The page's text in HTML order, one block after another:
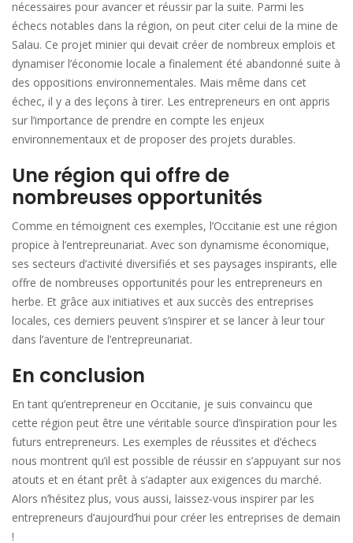
nécessaires pour avancer et réussir par la suite. Parmi les
échecs notables dans la région, on peut citer celui de la mine de
Salau. Ce projet minier qui devait créer de nombreux emplois et
dynamiser l’économie locale a finalement été abandonné suite à
des oppositions environnementales. Mais même dans cet
échec, il y a des leçons à tirer. Les entrepreneurs en ont appris
sur l’importance de prendre en compte les enjeux
environnementaux et de proposer des projets durables.
Une région qui offre de
nombreuses opportunités
Comme en témoignent ces exemples, l’Occitanie est une région
propice à l’entrepreunariat. Avec son dynamisme économique,
ses secteurs d’activité diversifiés et ses paysages inspirants, elle
offre de nombreuses opportunités pour les entrepreneurs en
herbe. Et grâce aux initiatives et aux succès des entreprises
locales, ces derniers peuvent s’inspirer et se lancer à leur tour
dans l’aventure de l’entrepreunariat.
En conclusion
En tant qu’entrepreneur en Occitanie, je suis convaincu que
cette région peut être une véritable source d’inspiration pour les
futurs entrepreneurs. Les exemples de réussites et d’échecs
nous montrent qu’il est possible de réussir en s’appuyant sur nos
atouts et en étant prêt à s’adapter aux exigences du marché.
Alors n’hésitez plus, vous aussi, laissez-vous inspirer par les
entrepreneurs d’aujourd’hui pour créer les entreprises de demain
!